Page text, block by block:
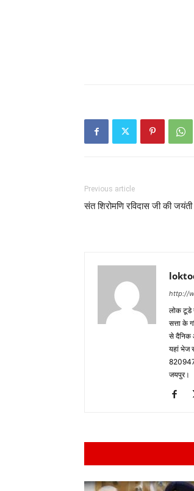
Previous article
संत शिरोमणि रविदास जी की
http://
लोक टूडे
सत्ता के
से दैनिक
यहां भेज
जयपुर।